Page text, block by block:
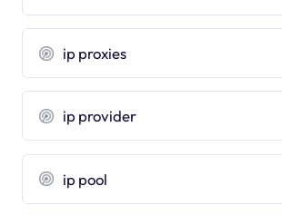
ip proxies
ip provider
ip pool